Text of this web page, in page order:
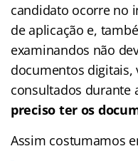
candidato ocorre no
de aplicação e,
examinandos não
documentos digitais,
consultados durante
preciso ter os
Assim costumamos